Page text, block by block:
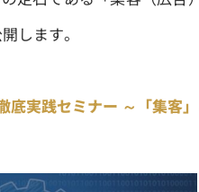
します。
底実践セミナー ～「集客